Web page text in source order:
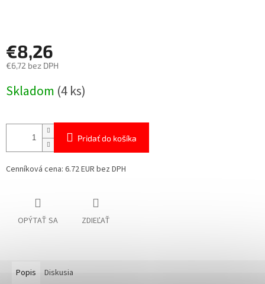
€8,26
€6,72 bez DPH
cena:
Skladom (4 ks)
Pridať do košíka
Cenníková cena: 6.72 EUR bez DPH
OPÝTAŤ SA ZDIEĽAŤ
Popis Diskusia